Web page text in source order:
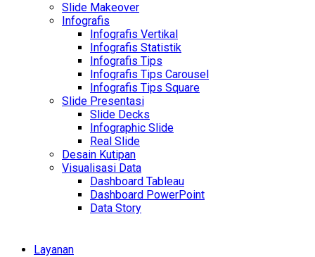
Slide Makeover
Infografis
Infografis Vertikal
Infografis Statistik
Infografis Tips
Infografis Tips Carousel
Infografis Tips Square
Slide Presentasi
Slide Decks
Infographic Slide
Real Slide
Desain Kutipan
Visualisasi Data
Dashboard Tableau
Dashboard PowerPoint
Data Story
Layanan